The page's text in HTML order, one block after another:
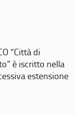
“Città di
è iscritto nella
estensione